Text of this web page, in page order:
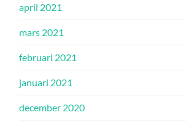
april 2021
mars 2021
februari 2021
januari 2021
december 2020